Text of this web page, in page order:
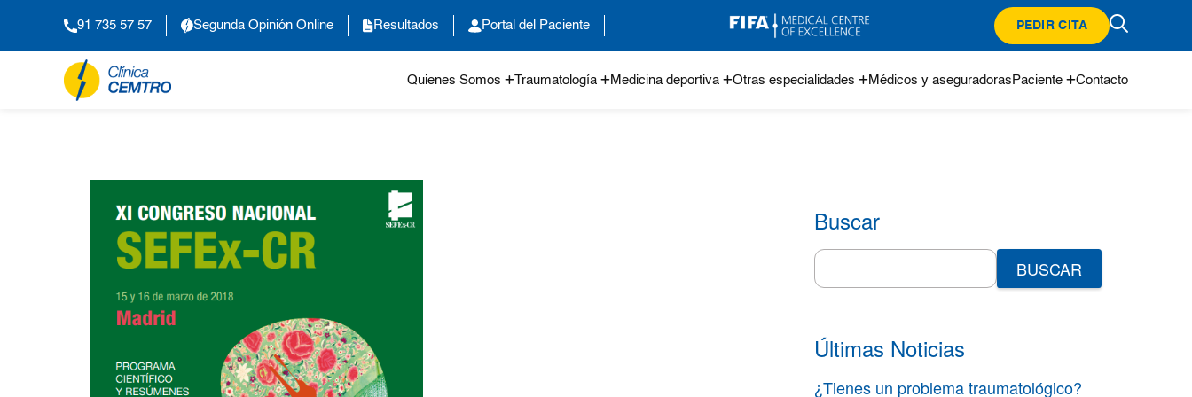
91 735 57 57 Segunda Opinión Online Resultados Portal del Paciente PEDIR CITA
Quienes Somos Traumatología Medicina deportiva Otras especialidades Médicos y aseguradoras Paciente Contacto
Buscar
Search
for:
Últimas Noticias
¿Tienes un problema traumatológico?